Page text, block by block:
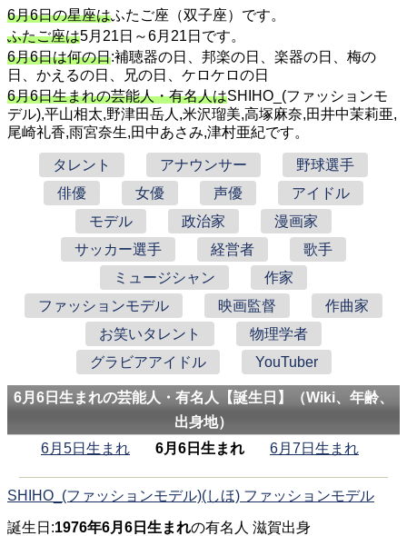
6月6日の星座はふたご座（双子座）です。
ふたご座は5月21日～6月21日です。
6月6日は何の日:補聴器の日、邦楽の日、楽器の日、梅の
日、かえるの日、兄の日、ケロケロの日
6月6日生まれの芸能人・有名人はSHIHO_(ファッションモ
デル),平山相太,野津田岳人,米沢瑠美,高塚麻奈,田井中茉莉亜,
尾崎礼香,雨宮奈生,田中あさみ,津村亜紀です。
タレント アナウンサー
野球選手
俳優
女優 声優
アイドル
モデル
政治家
漫画家
サッカー選手
経営者
歌手
ミュージシャン
作家
ファッションモデル
映画監督
作曲家
お笑いタレント
物理学者
グラビアアイドル
YouTuber
6月6日生まれの芸能人・有名人【誕生日】（Wiki、年齢、
出身地）
6月5日生まれ
6月6日生まれ 6月7日生まれ
SHIHO_(ファッションモデル)(しほ) ファッションモデル
誕生日:1976年6月6日生まれの有名人 滋賀出身